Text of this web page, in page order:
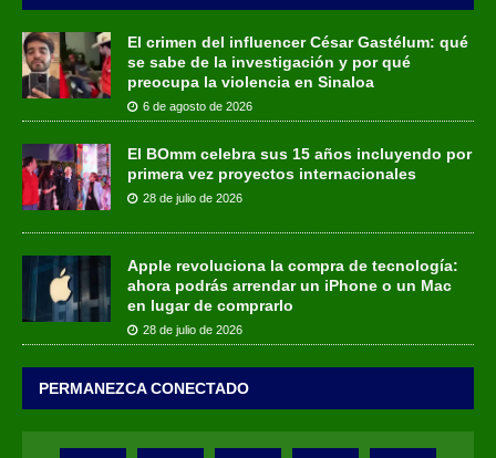
El crimen del influencer César Gastélum: qué
se sabe de la investigación y por qué
preocupa la violencia en Sinaloa
6 de agosto de 2026
El BOmm celebra sus 15 años incluyendo por
primera vez proyectos internacionales
28 de julio de 2026
Apple revoluciona la compra de tecnología:
ahora podrás arrendar un iPhone o un Mac
en lugar de comprarlo
28 de julio de 2026
PERMANEZCA CONECTADO